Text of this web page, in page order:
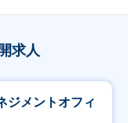
求人
ジメントオフィ